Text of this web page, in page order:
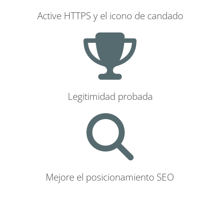
Active HTTPS y el icono de candado
Legitimidad probada
Mejore el posicionamiento SEO